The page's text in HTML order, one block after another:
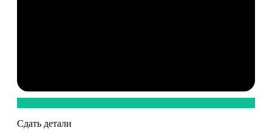
Сдать детали